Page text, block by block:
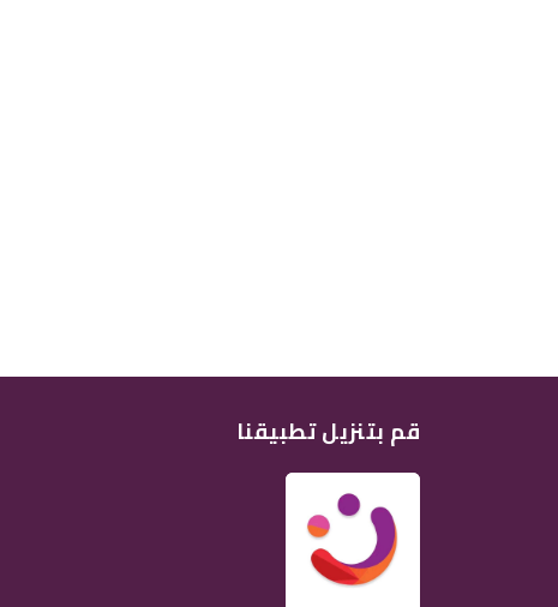
قم بتنزيل تطبيقنا